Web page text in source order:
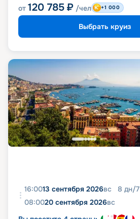
от 120 785 ₽ /чел +1 000
Выбрать круиз
16:0013 сентября 2026вс 8 дн/7
08:0020 сентября 2026вс